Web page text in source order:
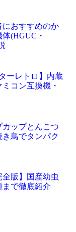
におすすめのか
(HGUC・
ーレトロ】内蔵
コン互換機・
ップとんこつ
鳥でタンパク
全版】国産幼虫
で徹底紹介